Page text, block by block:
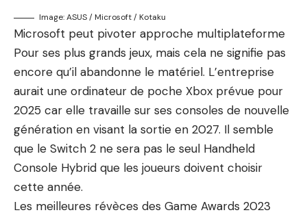
Image: ASUS / Microsoft / Kotaku
Microsoft peut pivoter approche multiplateforme
Pour ses plus grands jeux, mais cela ne signifie pas
encore qu’il abandonne le matériel. L’entreprise
aurait une ordinateur de poche Xbox prévue pour
2025 car elle travaille sur ses consoles de nouvelle
génération en visant la sortie en 2027. Il semble
que le Switch 2 ne sera pas le seul Handheld
Console Hybrid que les joueurs doivent choisir
cette année.
Les meilleures révèces des Game Awards 2023